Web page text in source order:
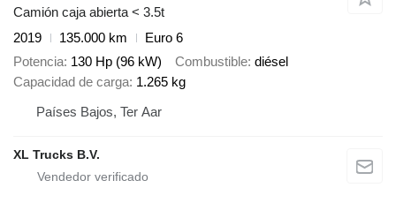
Camión caja abierta < 3.5t
2019
135.000 km
Euro 6
Potencia 130 Hp (96 kW) Combustible diésel
Capacidad de carga 1.265 kg
Países Bajos, Ter Aar
XL Trucks B.V.